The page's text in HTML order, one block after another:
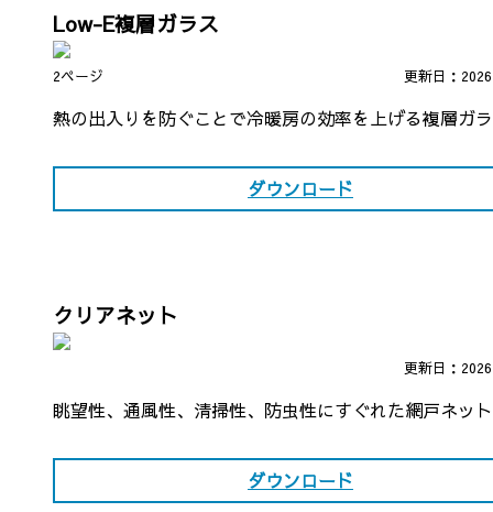
Low-E複層ガラス
2ページ 更新日：
熱の出入りを防ぐことで冷暖房の効率を上げる複層ガ
ダウンロード
クリアネット
更新日：
眺望性、通風性、清掃性、防虫性にすぐれた網戸ネッ
ダウンロード